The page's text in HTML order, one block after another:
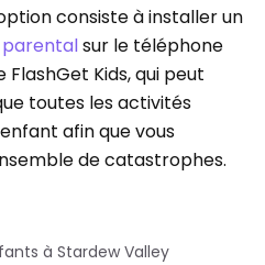
consiste à installer un
sur le téléphone
Kids, qui peut
toutes les activités
afin que vous
de catastrophes.
à Stardew Valley